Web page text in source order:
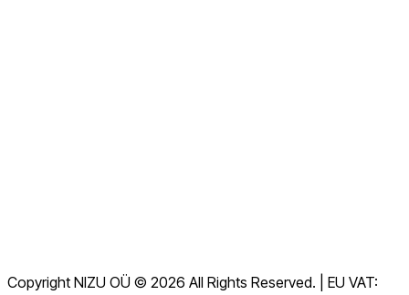
GDPR
Copyright NIZU OÜ © 2026 All Rights Reserved. | EU VAT: